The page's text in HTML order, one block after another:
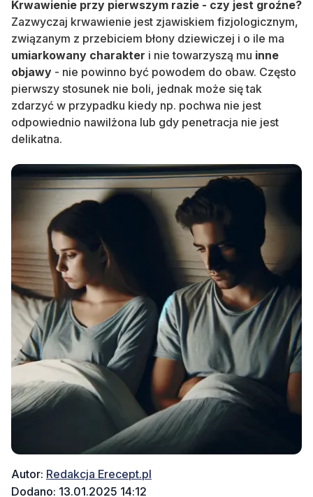
Krwawienie przy pierwszym razie - czy jest groźne?
Zazwyczaj krwawienie jest zjawiskiem fizjologicznym,
związanym z przebiciem błony dziewiczej i o ile ma
umiarkowany charakter i nie towarzyszą mu inne
objawy - nie powinno być powodem do obaw. Często
pierwszy stosunek nie boli, jednak może się tak
zdarzyć w przypadku kiedy np. pochwa nie jest
odpowiednio nawilżona lub gdy penetracja nie jest
delikatna.
Autor: Redakcja Erecept.pl
Dodano: 13.01.2025 14:12